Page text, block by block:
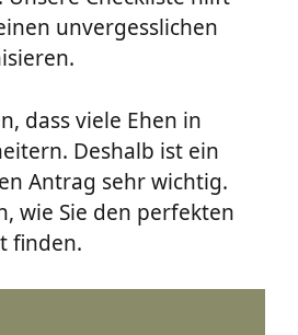
unvergesslichen
dass viele Ehen in
Deshalb ist ein
Antrag sehr wichtig.
wie Sie den perfekten
finden.